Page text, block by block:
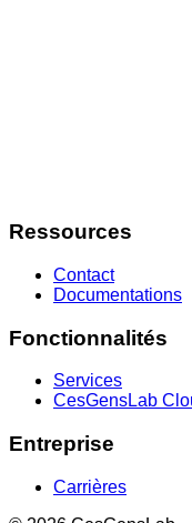
Ressources
Contact
Documentations
Fonctionnalités
Services
CesGensLab
Entreprise
Carrières